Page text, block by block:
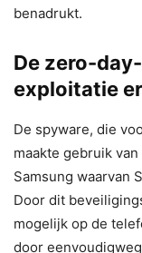
benadrukt.
De zero-
exploitatie
De spyware, die
maakte gebruik
Samsung waarvan
Door dit
mogelijk op de
door